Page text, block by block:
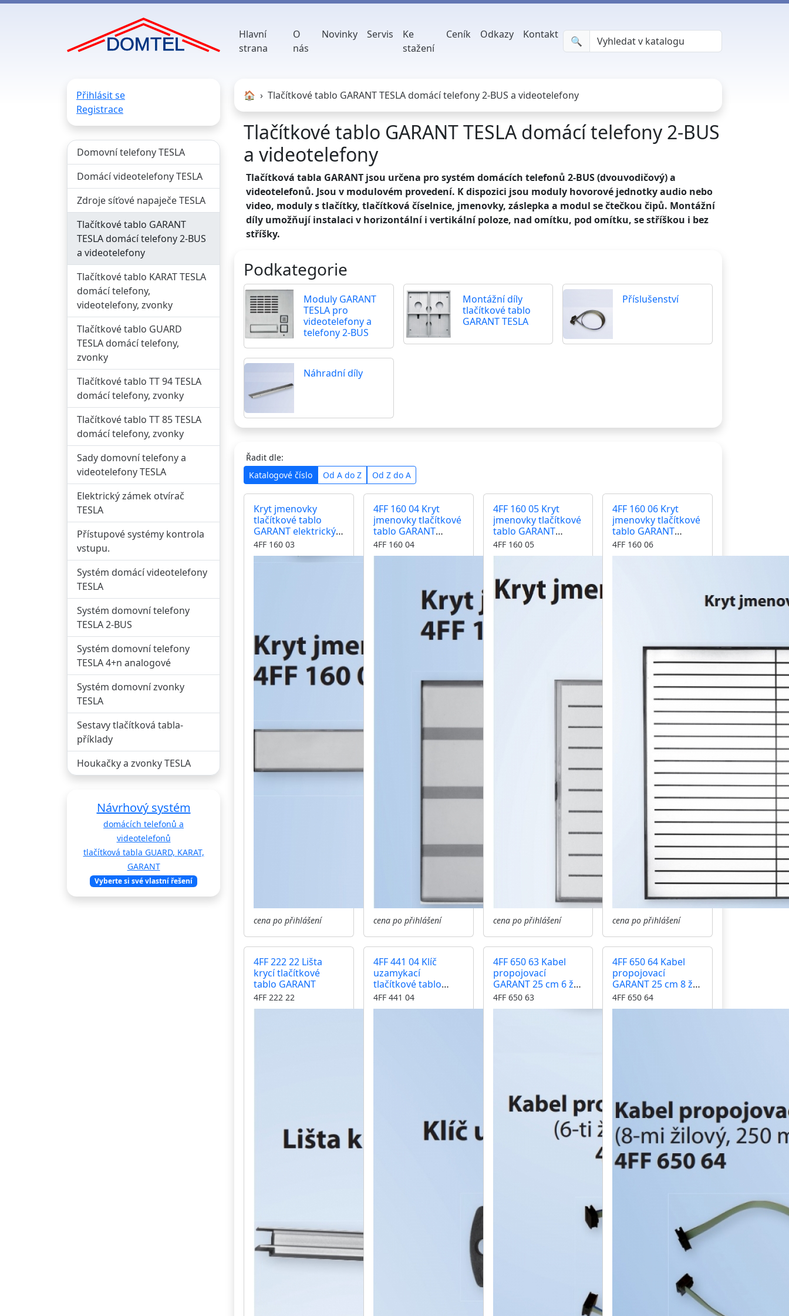
Hlavní
strana
O
nás
Novinky Servis
Ke
stažení
Ceník Odkazy Kontakt
🔍︎
Přihlásit se
Registrace
Domovní telefony TESLA
Domácí videotelefony TESLA
Zdroje síťové napaječe TESLA
Tlačítkové tablo GARANT
TESLA domácí telefony 2-BUS
a videotelefony
Tlačítkové tablo KARAT TESLA
domácí telefony,
videotelefony, zvonky
Tlačítkové tablo GUARD
TESLA domácí telefony,
zvonky
Tlačítkové tablo TT 94 TESLA
domácí telefony, zvonky
Tlačítkové tablo TT 85 TESLA
domácí telefony, zvonky
Sady domovní telefony a
videotelefony TESLA
Elektrický zámek otvírač
TESLA
Přístupové systémy kontrola
vstupu.
Systém domácí videotelefony
TESLA
Systém domovní telefony
TESLA 2-BUS
Systém domovní telefony
TESLA 4+n analogové
Systém domovní zvonky
TESLA
Sestavy tlačítková tabla-
příklady
Houkačky a zvonky TESLA
Návrhový systém
domácích telefonů a
videotelefonů
tlačítková tabla GUARD, KARAT,
GARANT
Vyberte si své vlastní řešení
🏠︎ Tlačítkové tablo GARANT TESLA domácí telefony 2-BUS a videotelefony
Tlačítkové tablo GARANT TESLA domácí telefony 2-BUS
a videotelefony
Tlačítková tabla GARANT jsou určena pro systém domácích telefonů 2-BUS (dvouvodičový) a
videotelefonů. Jsou v modulovém provedení. K dispozici jsou moduly hovorové jednotky audio nebo
video, moduly s tlačítky, tlačítková číselnice, jmenovky, záslepka a modul se čtečkou čipů. Montážní
díly umožňují instalaci v horizontální i vertikální poloze, nad omítku, pod omítku, se stříškou i bez
stříšky.
Podkategorie
Moduly GARANT
TESLA pro
videotelefony a
telefony 2-BUS
Montážní díly
tlačítkové tablo
GARANT TESLA
Příslušenství
Náhradní díly
Řadit dle:
Katalogové číslo
Od A do Z Od Z do A
Kryt jmenovky
tlačítkové tablo
GARANT elektrický
vrátný 1 tlačítko
4FF 160 03
cena po přihlášení
4FF 160 04 Kryt
jmenovky tlačítkové
tablo GARANT
modul s tlačítky 2, 3,
4
4FF 160 04
cena po přihlášení
4FF 160 05 Kryt
jmenovky tlačítkové
tablo GARANT
jmenovník 1 modul
4FF 160 05
cena po přihlášení
4FF 160 06 Kryt
jmenovky tlačítkové
tablo GARANT
jmenovník 4 moduly
4FF 160 06
cena po přihlášení
4FF 222 22 Lišta
krycí tlačítkové
tablo GARANT
4FF 222 22
4FF 441 04 Klíč
uzamykací
tlačítkové tablo
GARANT
4FF 441 04
4FF 650 63 Kabel
propojovací
GARANT 25 cm 6 žil
elektrický vrátný-
číselnice
4FF 650 63
4FF 650 64 Kabel
propojovací
GARANT 25 cm 8 žil
elektrický vrátný-
tlačítka-tlačítka
4FF 650 64